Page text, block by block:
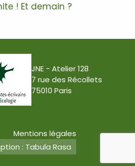
! Et demain ?
JNE - Atelier 128
7 rue des Récollets
75010 Paris
Mentions légales
: Tabula Rasa